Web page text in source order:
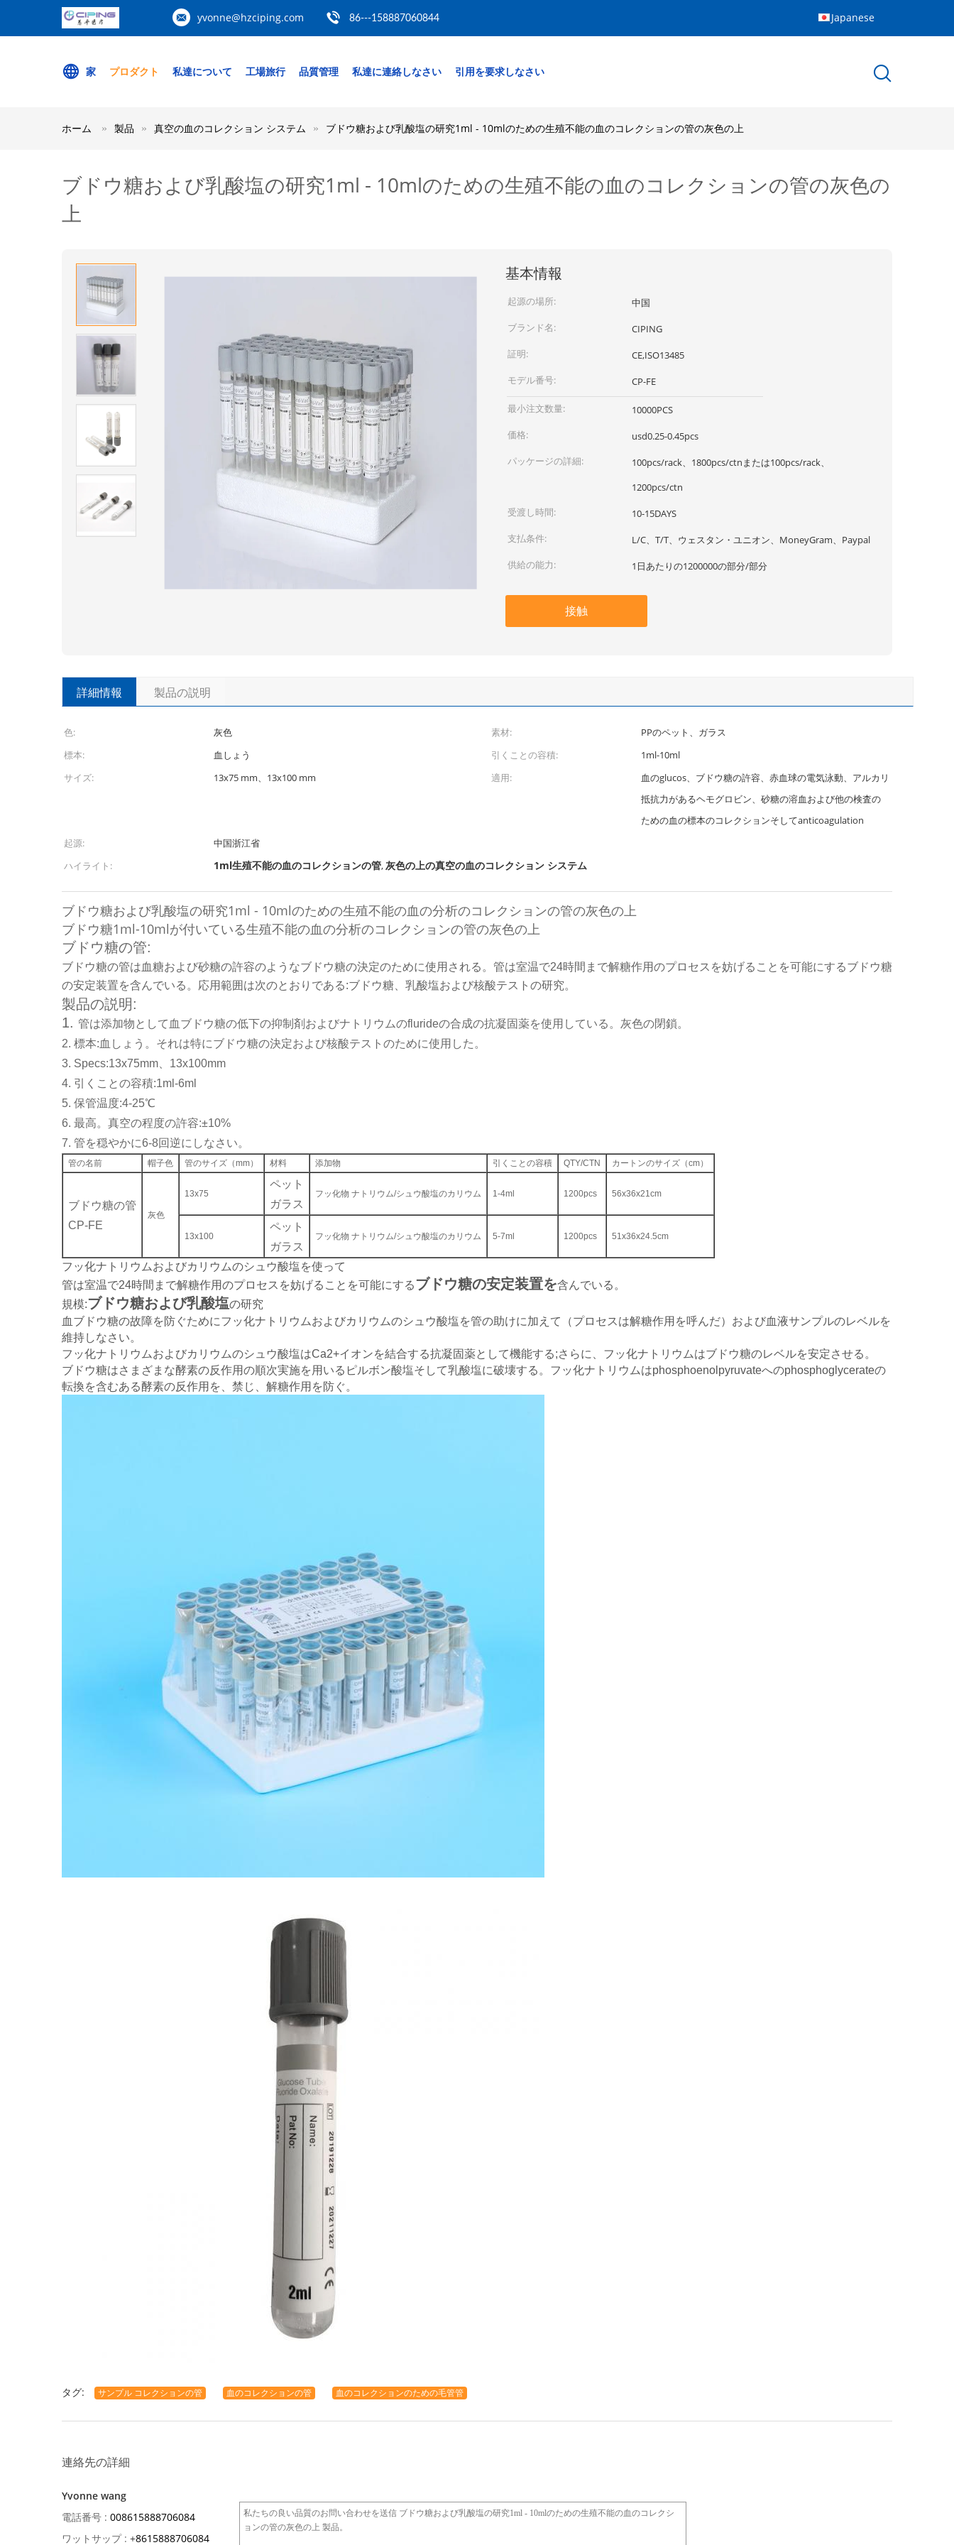
yvonne@hzciping.com 86---158887060844 Japanese
家 プロダクト 私達について 工場旅行 品質管理 私達に連絡しなさい 引用を要求しなさい
ホーム 製品 真空の血のコレクション システム ブドウ糖および乳酸塩の研究1ml - 10mlのための生殖不能の血のコレクションの管の灰色の上
ブドウ糖および乳酸塩の研究1ml - 10mlのための生殖不能の血のコレクションの管の灰色の
上
基本情報
起源の場所:
中国
ブランド名:
CIPING
証明:
CE,ISO13485
モデル番号:
CP-FE
最小注文数量:
10000PCS
価格:
usd0.25-0.45pcs
パッケージの詳細:
100pcs/rack、1800pcs/ctnまたは100pcs/rack、
1200pcs/ctn
受渡し時間:
10-15DAYS
支払条件:
L/C、T/T、ウェスタン・ユニオン、MoneyGram、Paypal
供給の能力:
1日あたりの1200000の部分/部分
接触
詳細情報 製品の説明
色: 灰色 素材:
PPのペット、ガラス
標本:
血しょう 引くことの容積:
1ml-10ml
サイズ:
13x75 mm、13x100 mm 適用:
血のglucos、ブドウ糖の許容、赤血球の電気泳動、アルカリ
抵抗力があるヘモグロビン、砂糖の溶血および他の検査の
ための血の標本のコレクションそしてanticoagulation
起源:
中国浙江省
ハイライト:
1ml生殖不能の血のコレクションの管,灰色の上の真空の血のコレクション システム
ブドウ糖および乳酸塩の研究1ml - 10mlのための生殖不能の血の分析のコレクションの管の灰色の上
ブドウ糖1ml-10mlが付いている生殖不能の血の分析のコレクションの管の灰色の上
ブドウ糖の管:
ブドウ糖の管は血糖および砂糖の許容のようなブドウ糖の決定のために使用される。管は室温で24時間まで解糖作用のプロセスを妨げることを可能にするブドウ糖
の安定装置を含んでいる。応用範囲は次のとおりである:ブドウ糖、乳酸塩および核酸テストの研究。
製品の説明:
1. 管は添加物として血ブドウ糖の低下の抑制剤およびナトリウムのflurideの合成の抗凝固薬を使用している。灰色の閉鎖。
2. 標本:血しょう。それは特にブドウ糖の決定および核酸テストのために使用した。
3. Specs:13x75mm、13x100mm
4. 引くことの容積:1ml-6ml
5. 保管温度:4-25℃
6. 最高。真空の程度の許容:±10%
7. 管を穏やかに6-8回逆にしなさい。
管の名前 帽子色 管のサイズ（mm） 材料 添加物 引くことの容積 QTY/CTN カートンのサイズ（cm）
ブドウ糖の管
CP-FE
灰色
13x75
ペット
ガラス
フッ化物 ナトリウム/シュウ酸塩のカリウム 1-4ml 1200pcs 56x36x21cm
13x100
ペット
ガラス
フッ化物 ナトリウム/シュウ酸塩のカリウム 5-7ml 1200pcs 51x36x24.5cm
フッ化ナトリウムおよびカリウムのシュウ酸塩を使って
管は室温で24時間まで解糖作用のプロセスを妨げることを可能にするブドウ糖の安定装置を含んでいる。
規模:ブドウ糖および乳酸塩の研究
血ブドウ糖の故障を防ぐためにフッ化ナトリウムおよびカリウムのシュウ酸塩を管の助けに加えて（プロセスは解糖作用を呼んだ）および血液サンプルのレベルを
維持しなさい。
フッ化ナトリウムおよびカリウムのシュウ酸塩はCa2+イオンを結合する抗凝固薬として機能する;さらに、フッ化ナトリウムはブドウ糖のレベルを安定させる。
ブドウ糖はさまざまな酵素の反作用の順次実施を用いるピルボン酸塩そして乳酸塩に破壊する。フッ化ナトリウムはphosphoenolpyruvateへのphosphoglycerateの
転換を含むある酵素の反作用を、禁じ、解糖作用を防ぐ。
タグ: サンプル コレクションの管 血のコレクションの管 血のコレクションのための毛管管
連絡先の詳細
Yvonne wang
電話番号 : 008615888706084
ワットサップ : +8615888706084